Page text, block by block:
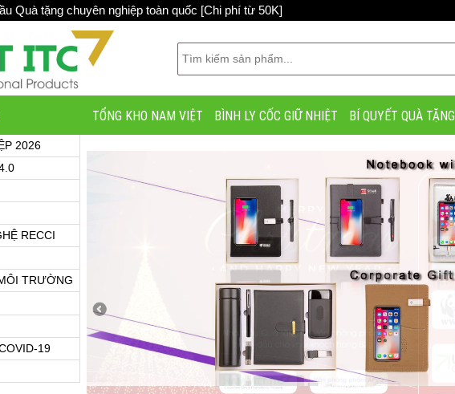
Quà tặng chuyên nghiệp toàn quốc [Chi phí từ 50K]
TỔNG KHO NAM VIỆT BÌNH LY CỐC GIỮ NHIỆT BÍ QUYẾT QUÀ TẶNG
2026
RECCI
TRƯỜNG
19